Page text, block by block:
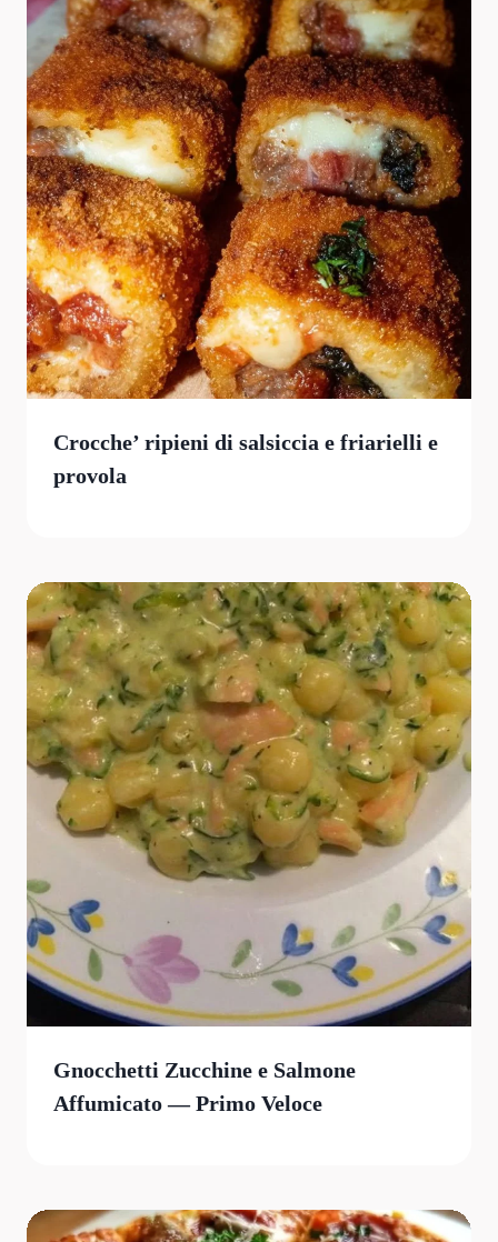
Crocche’ ripieni di salsiccia e friarielli e
provola
Gnocchetti Zucchine e Salmone
Affumicato — Primo Veloce